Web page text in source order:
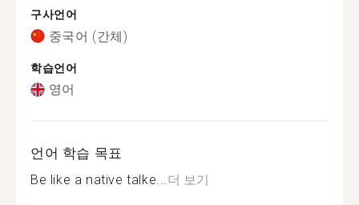
구사언어
중국어 (간체)
학습언어
영어
언어 학습 목표
Be like a native talke...더 보기